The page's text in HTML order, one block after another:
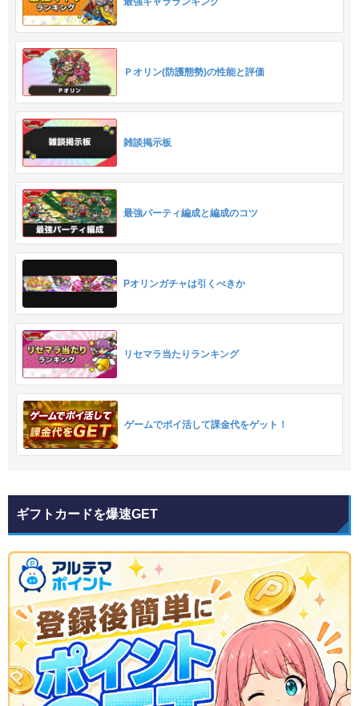
Ｐオリン(防護態勢)の性能と評価
雑談掲示板
最強パーティ編成と編成のコツ
Pオリンガチャは引くべきか
リセマラ当たりランキング
ゲームでポイ活して課金代をゲット！
ギフトカードを爆速GET